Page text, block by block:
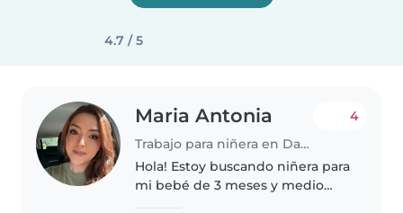
4.7 / 5
Maria Antonia
Trabajo para niñera en David
4
Hola! Estoy buscando niñera para
mi bebé de 3 meses y medio